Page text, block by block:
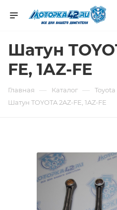
Шатун
FE, 1AZ-FE
Главная — Каталог — Toyota
Шатун TOYOTA 2AZ-FE, 1AZ-FE